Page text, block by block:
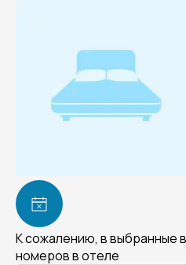
К сожалению, в выбранные
номеров в отеле